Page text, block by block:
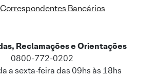
Correspondentes Bancários
Reclamações e Orientações
0800-772-0202
a sexta-feira das 09hs às 18hs